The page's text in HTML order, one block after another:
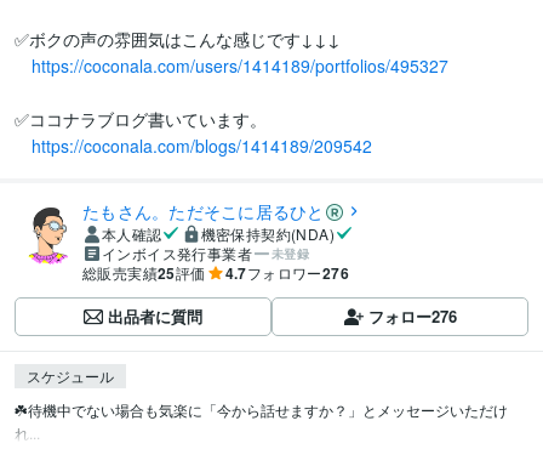
✅ボクの声の雰囲気はこんな感じです↓↓↓
https://coconala.com/users/1414189/portfolios/495327
✅ココナラブログ書いています。
https://coconala.com/blogs/1414189/209542
たもさん。ただそこに居るひと
本人確認
機密保持契約(NDA)
インボイス発行事業者
未登録
総販売実績25評価 4.7フォロワー276
出品者に質問 フォロー276
スケジュール
☘️待機中でない場合も気楽に「今から話せますか？」とメッセージいただけ
れ...